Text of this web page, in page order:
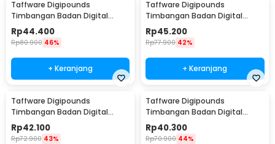
Taffware Digipounds
Timbangan Badan Digital
Scale Rechargeable 180kg -
SC-12U
Rp44.400
Rp80.900 46%
+ Keranjang
Taffware Digipounds
Timbangan Badan Digital
Scale Rechargeable 180kg -
SC-15U
Rp45.200
Rp77.900 42%
+ Keranjang
Taffware Digipounds
Timbangan Badan Digital
Scale Battery 0.05kg 180kg -
SC-12
Rp42.100
Rp72.900 43%
Taffware Digipounds
Timbangan Badan Digital
Scale Battery 0.05kg 180kg -
SC-15
Rp40.300
Rp70.900 44%